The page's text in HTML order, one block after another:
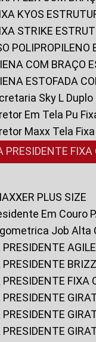
KYOS
STRIKE
COM BRAÇO
ESTOFADA
Sky L Duplo
Em Tela Pu
Maxx Tela Fixa
PRESIDENTE
PLUS SIZE
Em Couro
Job Alta
PRESIDENTE
PRESIDENTE
PRESIDENTE
PRESIDENTE
PRESIDENTE
PRESIDENTE